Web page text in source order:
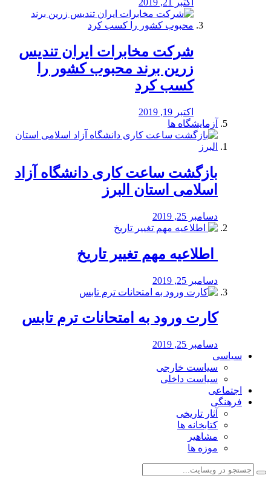
اکتبر 21, 2019
شرکت مخابرات ایران تندیس
زرین برند محبوب کشور را
کسب کرد
اکتبر 19, 2019
آزمایشگاه ها
بازگشت ساعت کاری دانشگاه آزاد
اسلامی استان البرز
دسامبر 25, 2019
️ اطلاعیه مهم تغییر تاریخ
دسامبر 25, 2019
کارت ورود به امتحانات ترم تابس
دسامبر 25, 2019
سیاسی
سیاست خارجی
سیاست داخلی
اجتماعی
فرهنگی
آثار تاریخی
کتابخانه ها
مشاهیر
موزه ها